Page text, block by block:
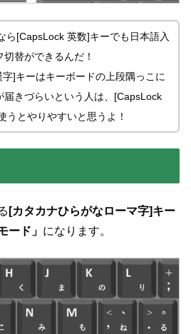
ら[CapsLock 英数]キーでも日本語入
替ができるんだ！
]キーはキーボードの上段隅っこに
届きづらいという人は、[CapsLock
うとやりやすいと思うよ！
[カタカナひらがなローマ字]キー
ード」 になります。